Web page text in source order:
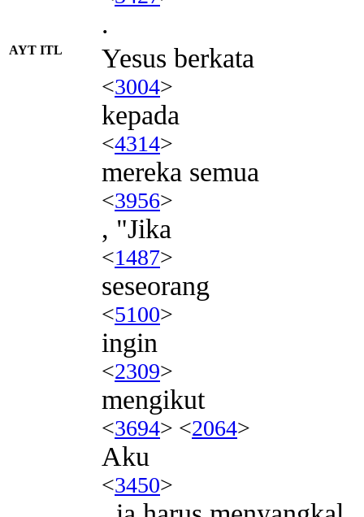
.
AYT ITL Yesus berkata
<3004>
kepada
<4314>
mereka semua
<3956>
, "Jika
<1487>
seseorang
<5100>
ingin
<2309>
mengikut
<3694> <2064>
Aku
<3450>